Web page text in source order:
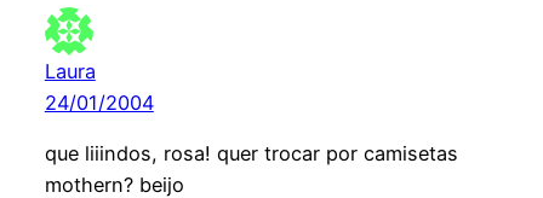
Laura
24/01/2004
que liiindos, rosa! quer trocar por camisetas
mothern? beijo